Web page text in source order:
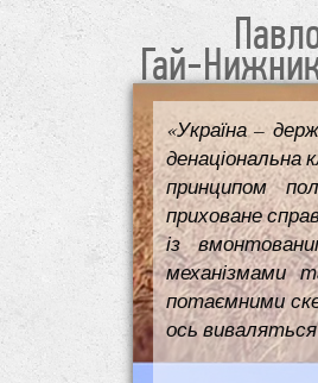
Гай-
«Україна –
денаціональна
принципом
приховане
із
механізмами
потаємними
ось